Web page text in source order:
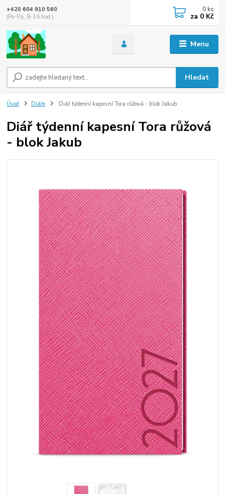
Menu
Hledat
+420 604 910 560
(Po-Pá, 8-16 hod.)
0 ks
za 0 Kč
Úvod Diáře Diář týdenní kapesní Tora růžová - blok Jakub
Diář týdenní kapesní Tora růžová
- blok Jakub